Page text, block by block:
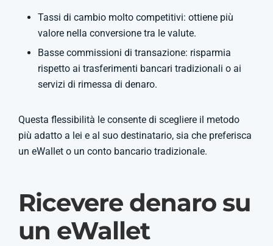
Tassi di cambio molto competitivi: ottiene più
valore nella conversione tra le valute.
Basse commissioni di transazione: risparmia
rispetto ai trasferimenti bancari tradizionali o ai
servizi di rimessa di denaro.
Questa flessibilità le consente di scegliere il metodo
più adatto a lei e al suo destinatario, sia che preferisca
un eWallet o un conto bancario tradizionale.
Ricevere denaro su
un eWallet